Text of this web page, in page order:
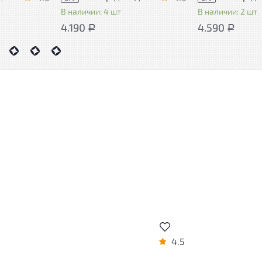
В наличии: 4 шт
4.190 Р
В наличии: 2 шт
4.590 Р
4.5